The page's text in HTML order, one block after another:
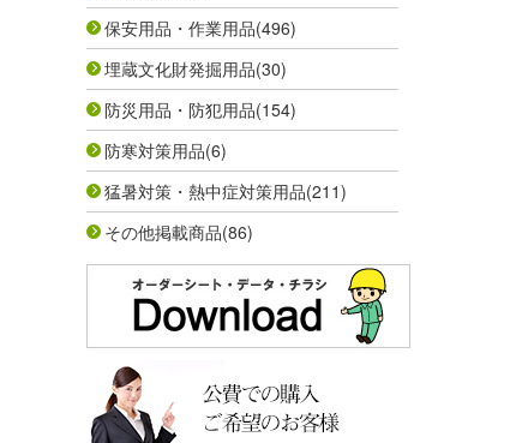
保安用品・作業用品(496)
埋蔵文化財発掘用品(30)
防災用品・防犯用品(154)
防寒対策用品(6)
猛暑対策・熱中症対策用品(211)
その他掲載商品(86)